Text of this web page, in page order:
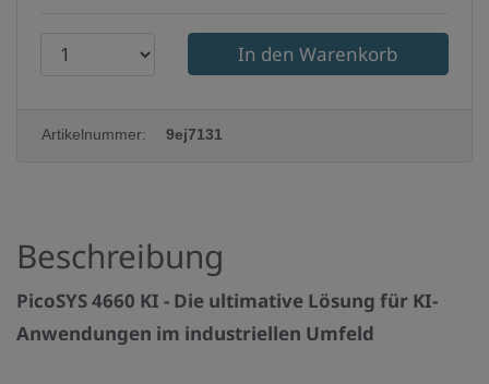
r
d
a
n
z
Artikelnummer: 9ej7131
Beschreibung
PicoSYS 4660 KI - Die ultimative Lösung für KI-
Anwendungen im industriellen Umfeld